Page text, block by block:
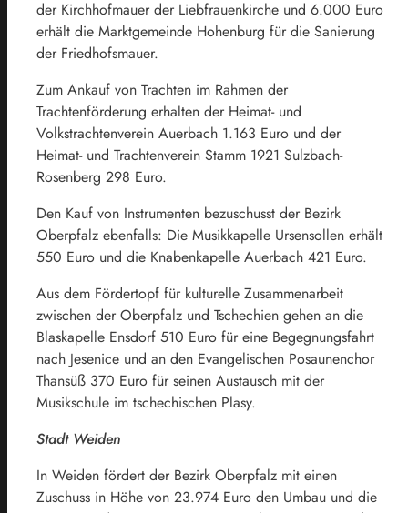
der Kirchhofmauer der Liebfrauenkirche und 6.000 Euro
erhält die Marktgemeinde Hohenburg für die Sanierung
der Friedhofsmauer.
Zum Ankauf von Trachten im Rahmen der
Trachtenförderung erhalten der Heimat- und
Volkstrachtenverein Auerbach 1.163 Euro und der
Heimat- und Trachtenverein Stamm 1921 Sulzbach-
Rosenberg 298 Euro.
Den Kauf von Instrumenten bezuschusst der Bezirk
Oberpfalz ebenfalls: Die Musikkapelle Ursensollen erhält
550 Euro und die Knabenkapelle Auerbach 421 Euro.
Aus dem Fördertopf für kulturelle Zusammenarbeit
zwischen der Oberpfalz und Tschechien gehen an die
Blaskapelle Ensdorf 510 Euro für eine Begegnungsfahrt
nach Jesenice und an den Evangelischen Posaunenchor
Thansüß 370 Euro für seinen Austausch mit der
Musikschule im tschechischen Plasy.
Stadt Weiden
In Weiden fördert der Bezirk Oberpfalz mit einen
Zuschuss in Höhe von 23.974 Euro den Umbau und die